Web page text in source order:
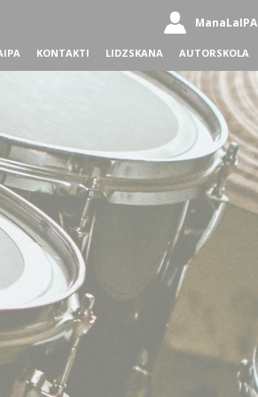
ManaLaIPA
KONTAKTI LIDZSKANA AUTORSKOLA